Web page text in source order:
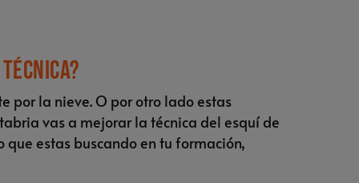
por la nieve. O por otro lado estas
vas a mejorar la técnica del esquí de
que estas buscando en tu formación,